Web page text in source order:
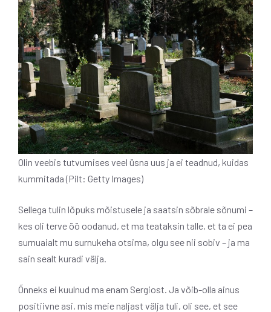
Olin veebis tutvumises veel üsna uus ja ei teadnud, kuidas
kummitada (Pilt: Getty Images)
Sellega tulin lõpuks mõistusele ja saatsin sõbrale sõnumi –
kes oli terve öö oodanud, et ma teataksin talle, et ta ei pea
surnuaialt mu surnukeha otsima, olgu see nii sobiv – ja ma
sain sealt kuradi välja.
Õnneks ei kuulnud ma enam Sergiost. Ja võib-olla ainus
positiivne asi, mis meie naljast välja tuli, oli see, et see